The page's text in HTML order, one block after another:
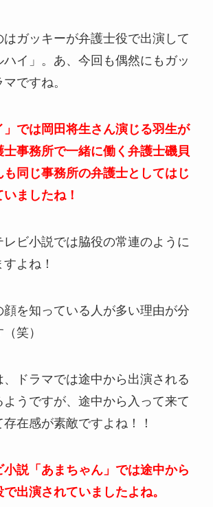
ガッキーが弁護士役で出演して
イ」。あ、今回も偶然にもガッ
ですね。
」では岡田将生さん演じる羽生が
事務所で一緒に働く弁護士磯貝
同じ事務所の弁護士としてはじ
ましたね！
レビ小説では脇役の常連のように
よね！
を知っている人が多い理由が分
笑）
ドラマでは途中から出演される
ようですが、途中から入って来て
在感が素敵ですよね！！
説「あまちゃん」では途中から
出演されていましたよね。